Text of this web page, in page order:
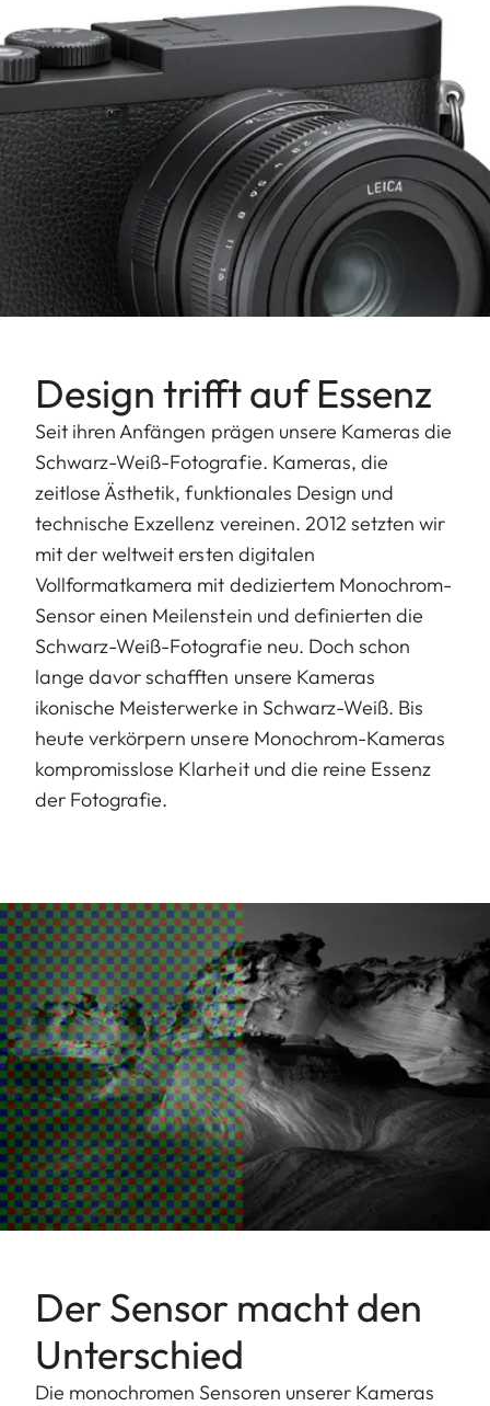
Design trifft auf Essenz
Seit ihren Anfängen prägen unsere Kameras die
Schwarz-Weiß-Fotografie. Kameras, die
zeitlose Ästhetik, funktionales Design und
technische Exzellenz vereinen. 2012 setzten wir
mit der weltweit ersten digitalen
Vollformatkamera mit dediziertem Monochrom-
Sensor einen Meilenstein und definierten die
Schwarz-Weiß-Fotografie neu. Doch schon
lange davor schafften unsere Kameras
ikonische Meisterwerke in Schwarz-Weiß. Bis
heute verkörpern unsere Monochrom-Kameras
kompromisslose Klarheit und die reine Essenz
der Fotografie.
Der Sensor macht den
Unterschied
Die monochromen Sensoren unserer Kameras